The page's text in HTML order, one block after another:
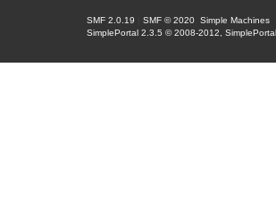
SMF 2.0.19 |SMF © 2020 ,Simple Machines
SimplePortal 2.3.5 © 2008-2012, SimplePortal